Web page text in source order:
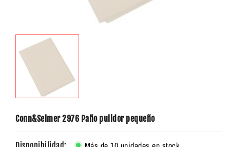
Conn&Selmer 2976 Paño pulidor pequeño